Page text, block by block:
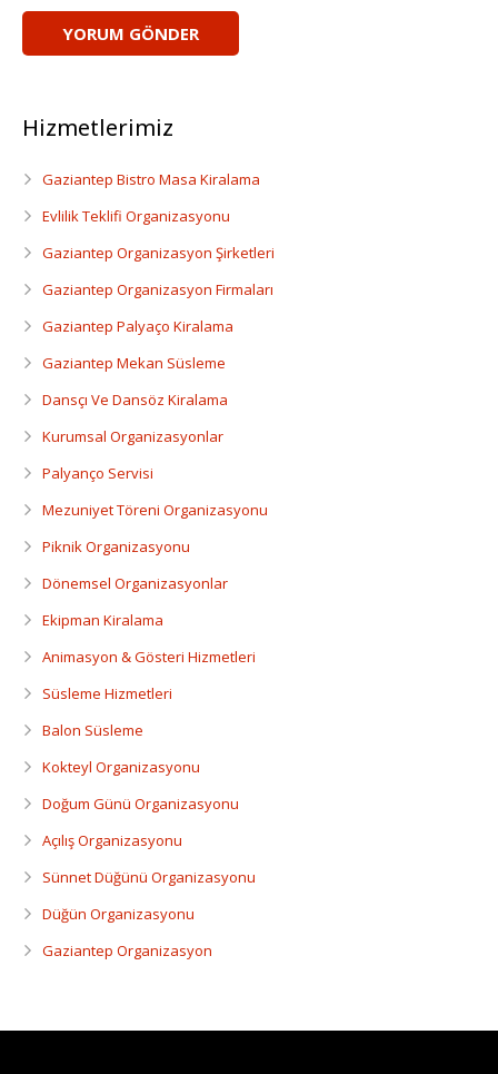
Hizmetlerimiz
Gaziantep Bistro Masa Kiralama
Evlilik Teklifi Organizasyonu
Gaziantep Organizasyon Şirketleri
Gaziantep Organizasyon Firmaları
Gaziantep Palyaço Kiralama
Gaziantep Mekan Süsleme
Dansçı Ve Dansöz Kiralama
Kurumsal Organizasyonlar
Palyanço Servisi
Mezuniyet Töreni Organizasyonu
Piknik Organizasyonu
Dönemsel Organizasyonlar
Ekipman Kiralama
Animasyon & Gösteri Hizmetleri
Süsleme Hizmetleri
Balon Süsleme
Kokteyl Organizasyonu
Doğum Günü Organizasyonu
Açılış Organizasyonu
Sünnet Düğünü Organizasyonu
Düğün Organizasyonu
Gaziantep Organizasyon